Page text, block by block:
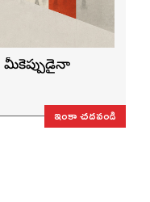
మీకెప్పుడైనా
ఇంకా చదవండి